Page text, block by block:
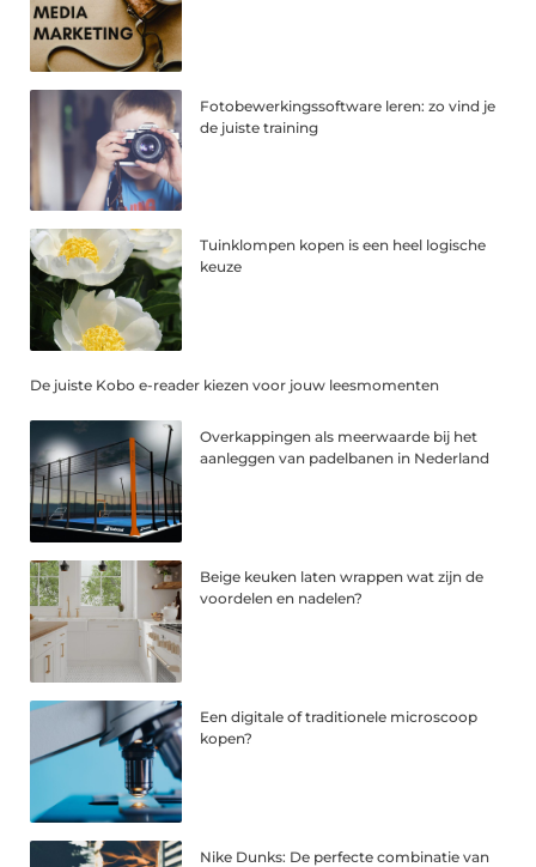
Fotobewerkingssoftware leren: zo vind je
de juiste training
Tuinklompen kopen is een heel logische
keuze
De juiste Kobo e-reader kiezen voor jouw leesmomenten
Overkappingen als meerwaarde bij het
aanleggen van padelbanen in Nederland
Beige keuken laten wrappen wat zijn de
voordelen en nadelen?
Een digitale of traditionele microscoop
kopen?
Nike Dunks: De perfecte combinatie van